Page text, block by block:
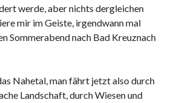
werde, aber nichts dergleichen
mir im Geiste, irgendwann mal
Sommerabend nach Bad Kreuznach
Nahetal, man fährt jetzt also durch
Landschaft, durch Wiesen und